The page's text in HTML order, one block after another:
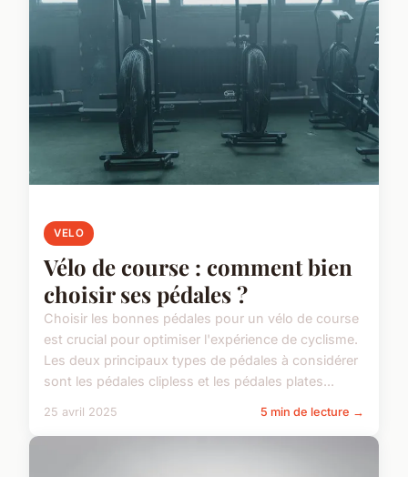
VELO
Vélo de course : comment bien
choisir ses pédales ?
Choisir les bonnes pédales pour un vélo de course
est crucial pour optimiser l'expérience de cyclisme.
Les deux principaux types de pédales à considérer
sont les pédales clipless et les pédales plates...
25 avril 2025 5 min de lecture →